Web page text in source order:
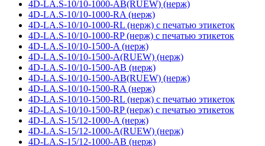
4D-LA.S-10/10-1000-AB(RUEW) (нерж)
4D-LA.S-10/10-1000-RA (нерж)
4D-LA.S-10/10-1000-RL (нерж) с печатью этикеток
4D-LA.S-10/10-1000-RP (нерж) с печатью этикеток
4D-LA.S-10/10-1500-A (нерж)
4D-LA.S-10/10-1500-A(RUEW) (нерж)
4D-LA.S-10/10-1500-AB (нерж)
4D-LA.S-10/10-1500-AB(RUEW) (нерж)
4D-LA.S-10/10-1500-RA (нерж)
4D-LA.S-10/10-1500-RL (нерж) с печатью этикеток
4D-LA.S-10/10-1500-RP (нерж) с печатью этикеток
4D-LA.S-15/12-1000-A (нерж)
4D-LA.S-15/12-1000-A(RUEW) (нерж)
4D-LA.S-15/12-1000-AB (нерж)